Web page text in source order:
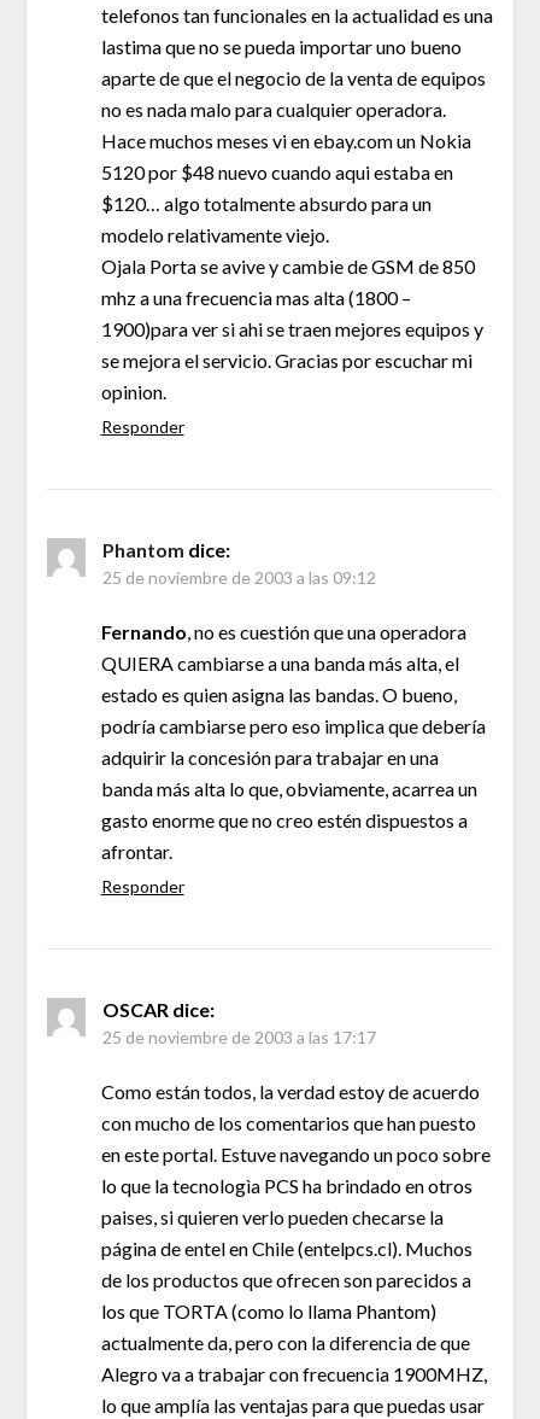
telefonos tan funcionales en la actualidad es una
lastima que no se pueda importar uno bueno
aparte de que el negocio de la venta de equipos
no es nada malo para cualquier operadora.
Hace muchos meses vi en ebay.com un Nokia
5120 por $48 nuevo cuando aqui estaba en
$120… algo totalmente absurdo para un
modelo relativamente viejo.
Ojala Porta se avive y cambie de GSM de 850
mhz a una frecuencia mas alta (1800 –
1900)para ver si ahi se traen mejores equipos y
se mejora el servicio. Gracias por escuchar mi
opinion.
Responder
Phantom dice:
25 de noviembre de 2003 a las 09:12
Fernando, no es cuestión que una operadora
QUIERA cambiarse a una banda más alta, el
estado es quien asigna las bandas. O bueno,
podría cambiarse pero eso implica que debería
adquirir la concesión para trabajar en una
banda más alta lo que, obviamente, acarrea un
gasto enorme que no creo estén dispuestos a
afrontar.
Responder
OSCAR dice:
25 de noviembre de 2003 a las 17:17
Como están todos, la verdad estoy de acuerdo
con mucho de los comentarios que han puesto
en este portal. Estuve navegando un poco sobre
lo que la tecnologìa PCS ha brindado en otros
paises, si quieren verlo pueden checarse la
página de entel en Chile (entelpcs.cl). Muchos
de los productos que ofrecen son parecidos a
los que TORTA (como lo llama Phantom)
actualmente da, pero con la diferencia de que
Alegro va a trabajar con frecuencia 1900MHZ,
lo que amplía las ventajas para que puedas usar